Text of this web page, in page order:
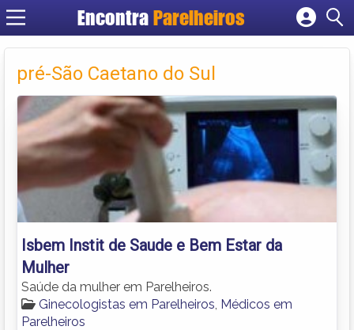
Encontra Parelheiros
Cadastrar empresa
Criar conta
pré-São Caetano do Sul
Isbem Instit de Saude e Bem Estar da
Mulher
Saúde da mulher em Parelheiros.
Ginecologistas em Parelheiros Médicos em
Parelheiros